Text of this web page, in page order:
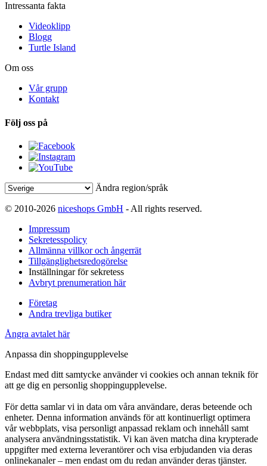
Intressanta fakta
Videoklipp
Blogg
Turtle Island
Om oss
Vår grupp
Kontakt
Följ oss på
Ändra region/språk
© 2010-2026 niceshops GmbH - All rights reserved.
Impressum
Sekretesspolicy
Allmänna villkor och ångerrät
Tillgänglighetsredogörelse
Inställningar för sekretess
Avbryt prenumeration här
Företag
Andra trevliga butiker
Ångra avtalet här
Anpassa din shoppingupplevelse
Endast med ditt samtycke använder vi cookies och annan teknik för
att ge dig en personlig shoppingupplevelse.
För detta samlar vi in data om våra användare, deras beteende och
enheter. Denna information används för att kontinuerligt optimera
vår webbplats, visa personligt anpassad reklam och innehåll samt
analysera användningsstatistik. Vi kan även matcha dina krypterade
uppgifter med externa leverantörer och visa erbjudanden via deras
onlinekanaler – men endast om du redan använder deras tjänster.